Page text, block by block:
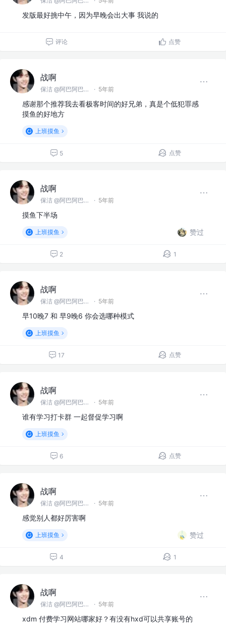
发版最好挑中午，因为早晚会出大事 我说的
评论 点赞
战啊
保洁 @阿巴阿巴没科技公司 · 5年前
感谢那个推荐我去看极客时间的好兄弟，真是个低犯罪感
摸鱼的好地方
上班摸鱼
5 点赞
战啊
保洁 @阿巴阿巴没科技公司 · 5年前
摸鱼下半场
上班摸鱼 赞过
2 1
战啊
保洁 @阿巴阿巴没科技公司 · 5年前
早10晚7 和 早9晚6 你会选哪种模式
上班摸鱼
17 点赞
战啊
保洁 @阿巴阿巴没科技公司 · 5年前
谁有学习打卡群 一起督促学习啊
上班摸鱼
6 点赞
战啊
保洁 @阿巴阿巴没科技公司 · 5年前
感觉别人都好厉害啊
上班摸鱼 赞过
4 1
战啊
保洁 @阿巴阿巴没科技公司 · 5年前
xdm 付费学习网站哪家好？有没有hxd可以共享账号的